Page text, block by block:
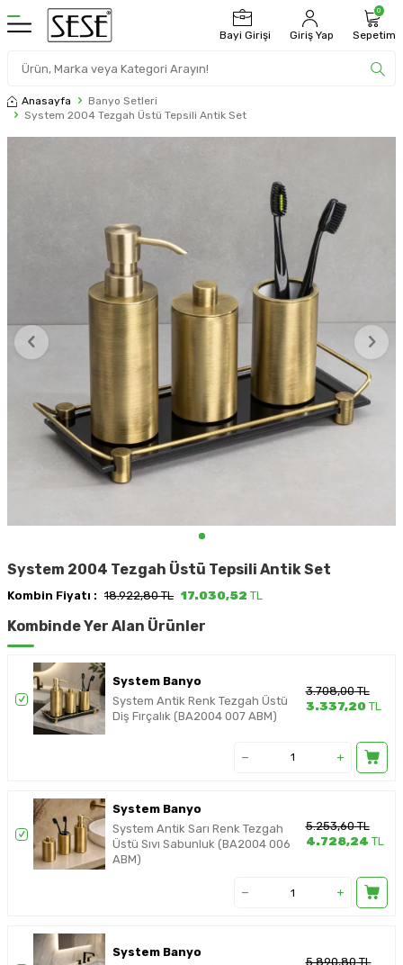
Bayi Girişi Giriş Yap
0
Sepetim
Anasayfa
Banyo Setleri
System 2004 Tezgah Üstü Tepsili Antik Set
System 2004 Tezgah Üstü Tepsili Antik Set
Kombin Fiyatı : 18.922,80 TL 17.030,52 TL
Kombinde Yer Alan Ürünler
System Banyo
System Antik Renk Tezgah Üstü
Diş Fırçalık (BA2004 007 ABM)
3.708,00TL
3.337,20TL
System Banyo
System Antik Sarı Renk Tezgah
Üstü Sıvı Sabunluk (BA2004 006
ABM)
5.253,60TL
4.728,24 TL
System Banyo
5.890,80TL